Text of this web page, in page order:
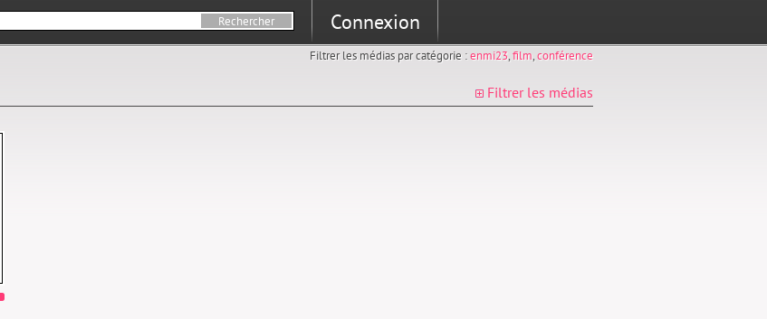
Connexion
Filtrer les médias par catégorie :enmi23,film,conférence
Filtrer les médias